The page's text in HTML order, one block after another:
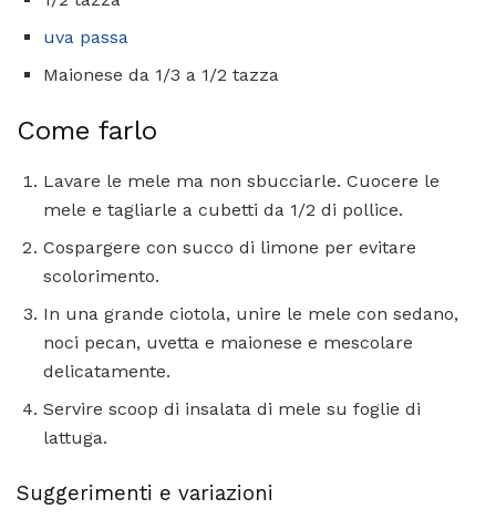
uva passa
Maionese da 1/3 a 1/2 tazza
Come farlo
Lavare le mele ma non sbucciarle. Cuocere le
mele e tagliarle a cubetti da 1/2 di pollice.
Cospargere con succo di limone per evitare
scolorimento.
In una grande ciotola, unire le mele con sedano,
noci pecan, uvetta e maionese e mescolare
delicatamente.
Servire scoop di insalata di mele su foglie di
lattuga.
Suggerimenti e variazioni